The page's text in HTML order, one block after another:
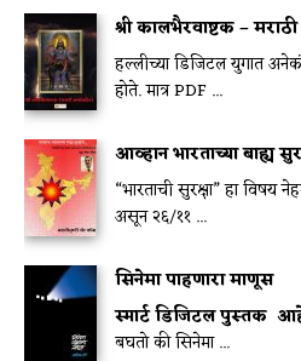
श्री कालभैरवाष्टक –
हल्लीच्या डिजिटल युगात
होते. मात्र PDF ...
आव्हान भारताच्या बाह्य
“भारताची सुरक्षा” हा विषय
असून २६/११ ...
सिनेमा पाहणारा माणूस
स्मार्ट डिजिटल पुस्तक
बघतो की सिनेमा ...